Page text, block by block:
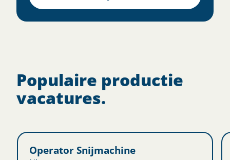
Populaire productie
vacatures.
Operator Snijmachine